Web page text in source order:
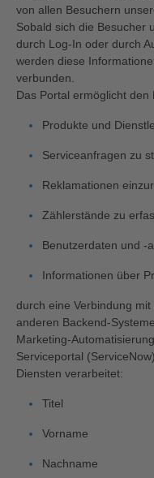
von allen Besuchern
Sobald sich die Besucher
durch Log-In oder durch
werden diese
verbunden.
Das Portal ermöglicht den
Produkte und
Serviceanfragen zu
Reklamationen
Zählerstände zu
Benutzerdaten und -
Informationen über
durch eine Verbindung
anderen Backend-
Marketing-
Serviceportal
Diensten verarbeitet:
Titel
Vorname
Nachname